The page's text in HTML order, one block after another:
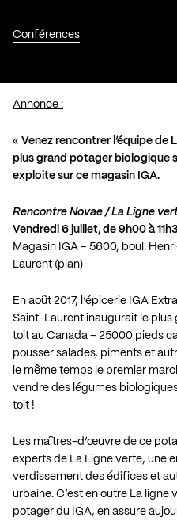
Conférences
Annonce :
« Venez rencontrer l’équipe de
plus grand potager biologique
exploite sur ce magasin IGA.
Rencontre Novae / La Ligne
Vendredi 6 juillet, de 9h00 à
Magasin IGA – 5600, boul.
Laurent (plan)
En août 2017, l’épicerie IGA
Saint-Laurent inaugurait le
toit au Canada – 25000 pieds
pousser salades, piments et
le même temps le premier
vendre des légumes
toit !
Les maîtres-d’œuvre de ce
experts de La Ligne verte, une
verdissement des édifices et
urbaine. C’est en outre La ligne
potager du IGA, en assure